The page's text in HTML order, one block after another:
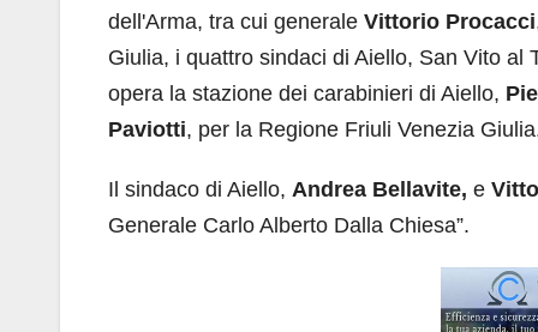
dell'Arma, tra cui generale Vittorio Procacci
Giulia, i quattro sindaci di Aiello, San Vito al
opera la stazione dei carabinieri di Aiello,
Paviotti, per la Regione Friuli Venezia
Il sindaco di Aiello, Andrea Bellavite, e
Generale Carlo Alberto Dalla Chiesa”.